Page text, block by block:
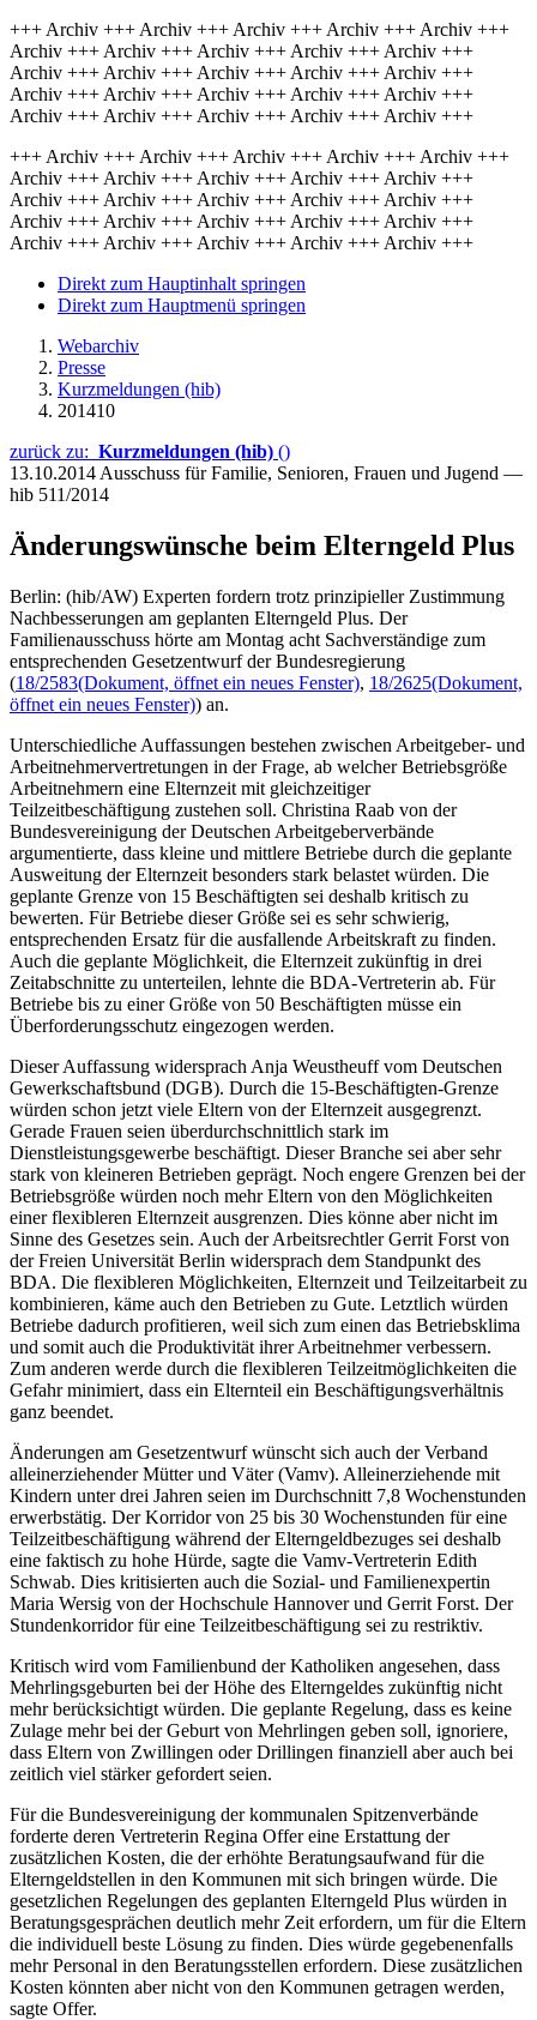
+++ Archiv +++ Archiv +++ Archiv +++ Archiv +++ Archiv +++
Archiv +++ Archiv +++ Archiv +++ Archiv +++ Archiv +++
Archiv +++ Archiv +++ Archiv +++ Archiv +++ Archiv +++
Archiv +++ Archiv +++ Archiv +++ Archiv +++ Archiv +++
Archiv +++ Archiv +++ Archiv +++ Archiv +++ Archiv +++
+++ Archiv +++ Archiv +++ Archiv +++ Archiv +++ Archiv +++
Archiv +++ Archiv +++ Archiv +++ Archiv +++ Archiv +++
Archiv +++ Archiv +++ Archiv +++ Archiv +++ Archiv +++
Archiv +++ Archiv +++ Archiv +++ Archiv +++ Archiv +++
Archiv +++ Archiv +++ Archiv +++ Archiv +++ Archiv +++
Direkt zum Hauptinhalt springen
Direkt zum Hauptmenü springen
Webarchiv
Presse
Kurzmeldungen (hib)
201410
zurück zu: Kurzmeldungen (hib) ()
13.10.2014 Ausschuss für Familie, Senioren, Frauen und Jugend —
hib 511/2014
Änderungswünsche beim Elterngeld Plus
Berlin: (hib/AW) Experten fordern trotz prinzipieller Zustimmung
Nachbesserungen am geplanten Elterngeld Plus. Der
Familienausschuss hörte am Montag acht Sachverständige zum
entsprechenden Gesetzentwurf der Bundesregierung
(18/2583(Dokument, öffnet ein neues Fenster), 18/2625(Dokument,
öffnet ein neues Fenster)) an.
Unterschiedliche Auffassungen bestehen zwischen Arbeitgeber- und
Arbeitnehmervertretungen in der Frage, ab welcher Betriebsgröße
Arbeitnehmern eine Elternzeit mit gleichzeitiger
Teilzeitbeschäftigung zustehen soll. Christina Raab von der
Bundesvereinigung der Deutschen Arbeitgeberverbände
argumentierte, dass kleine und mittlere Betriebe durch die geplante
Ausweitung der Elternzeit besonders stark belastet würden. Die
geplante Grenze von 15 Beschäftigten sei deshalb kritisch zu
bewerten. Für Betriebe dieser Größe sei es sehr schwierig,
entsprechenden Ersatz für die ausfallende Arbeitskraft zu finden.
Auch die geplante Möglichkeit, die Elternzeit zukünftig in drei
Zeitabschnitte zu unterteilen, lehnte die BDA-Vertreterin ab. Für
Betriebe bis zu einer Größe von 50 Beschäftigten müsse ein
Überforderungsschutz eingezogen werden.
Dieser Auffassung widersprach Anja Weustheuff vom Deutschen
Gewerkschaftsbund (DGB). Durch die 15-Beschäftigten-Grenze
würden schon jetzt viele Eltern von der Elternzeit ausgegrenzt.
Gerade Frauen seien überdurchschnittlich stark im
Dienstleistungsgewerbe beschäftigt. Dieser Branche sei aber sehr
stark von kleineren Betrieben geprägt. Noch engere Grenzen bei der
Betriebsgröße würden noch mehr Eltern von den Möglichkeiten
einer flexibleren Elternzeit ausgrenzen. Dies könne aber nicht im
Sinne des Gesetzes sein. Auch der Arbeitsrechtler Gerrit Forst von
der Freien Universität Berlin widersprach dem Standpunkt des
BDA. Die flexibleren Möglichkeiten, Elternzeit und Teilzeitarbeit zu
kombinieren, käme auch den Betrieben zu Gute. Letztlich würden
Betriebe dadurch profitieren, weil sich zum einen das Betriebsklima
und somit auch die Produktivität ihrer Arbeitnehmer verbessern.
Zum anderen werde durch die flexibleren Teilzeitmöglichkeiten die
Gefahr minimiert, dass ein Elternteil ein Beschäftigungsverhältnis
ganz beendet.
Änderungen am Gesetzentwurf wünscht sich auch der Verband
alleinerziehender Mütter und Väter (Vamv). Alleinerziehende mit
Kindern unter drei Jahren seien im Durchschnitt 7,8 Wochenstunden
erwerbstätig. Der Korridor von 25 bis 30 Wochenstunden für eine
Teilzeitbeschäftigung während der Elterngeldbezuges sei deshalb
eine faktisch zu hohe Hürde, sagte die Vamv-Vertreterin Edith
Schwab. Dies kritisierten auch die Sozial- und Familienexpertin
Maria Wersig von der Hochschule Hannover und Gerrit Forst. Der
Stundenkorridor für eine Teilzeitbeschäftigung sei zu restriktiv.
Kritisch wird vom Familienbund der Katholiken angesehen, dass
Mehrlingsgeburten bei der Höhe des Elterngeldes zukünftig nicht
mehr berücksichtigt würden. Die geplante Regelung, dass es keine
Zulage mehr bei der Geburt von Mehrlingen geben soll, ignoriere,
dass Eltern von Zwillingen oder Drillingen finanziell aber auch bei
zeitlich viel stärker gefordert seien.
Für die Bundesvereinigung der kommunalen Spitzenverbände
forderte deren Vertreterin Regina Offer eine Erstattung der
zusätzlichen Kosten, die der erhöhte Beratungsaufwand für die
Elterngeldstellen in den Kommunen mit sich bringen würde. Die
gesetzlichen Regelungen des geplanten Elterngeld Plus würden in
Beratungsgesprächen deutlich mehr Zeit erfordern, um für die Eltern
die individuell beste Lösung zu finden. Dies würde gegebenenfalls
mehr Personal in den Beratungsstellen erfordern. Diese zusätzlichen
Kosten könnten aber nicht von den Kommunen getragen werden,
sagte Offer.